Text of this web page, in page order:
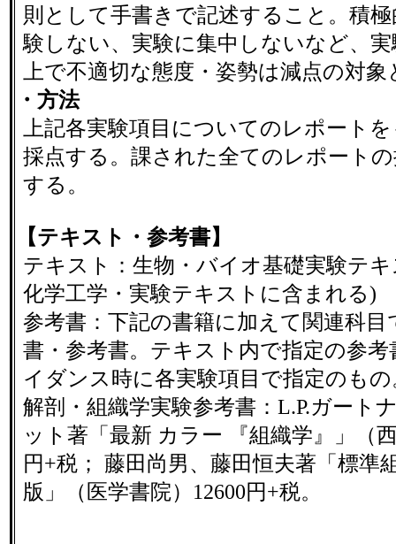
則として手書きで記述すること。積
験しない、実験に集中しないなど、
上で不適切な態度・姿勢は減点の対
・方法
上記各実験項目についてのレポート
採点する。課された全てのレポート
する。
【テキスト・参考書】
テキスト：生物・バイオ基礎実験テ
化学工学・実験テキストに含まれる)
参考書：下記の書籍に加えて関連科目
書・参考書。テキスト内で指定の参
イダンス時に各実験項目で指定のもの
解剖・組織学実験参考書：L.P.ガート
ット著「最新 カラー 『組織学』」（
円+税； 藤田尚男、藤田恒夫著「標準
版」（医学書院）12600円+税。